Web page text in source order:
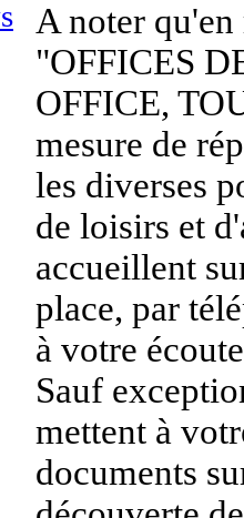
A noter
"OFFICES
OFFICE,
mesure de
les diverses
de loisirs et
accueillent
place, par
à votre
Sauf
mettent à
documents